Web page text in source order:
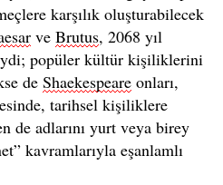
karşılık oluşturabilecek
ve Brutus, 2068 yıl
popüler kültür kişiliklerini
de Shaekespeare onları,
tarihsel kişiliklere
de adlarını yurt veya birey
kavramlarıyla eşanlamlı